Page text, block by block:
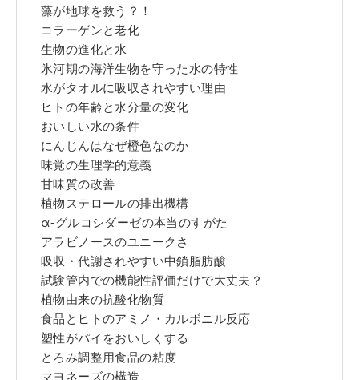
藻が地球を救う？！
コラーゲンと老化
生物の進化と水
氷河期の海洋生物を守った水の特性
水がタオルに吸収されやすい理由
ヒトの年齢と水分量の変化
おいしい水の条件
にんじんはなぜ橙色なのか
味覚の生理学的意義
甘味質の改善
植物ステロールの排出機構
α-グルコシダーゼの本当のすがた
アラビノースのユニークさ
吸収・代謝されやすい中鎖脂肪酸
試験管内での機能性評価だけで大丈夫？
植物由来の抗酸化物質
食品とヒトのアミノ・カルボニル反応
塑性がパイをおいしくする
とろみ調整用食品の粘度
マヨネーズの構造